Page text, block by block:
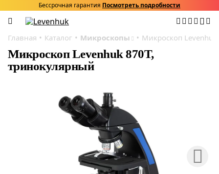
Бессрочная гарантия Посмотреть подробности
Главная Каталог Микроскопы Микроскоп
Микроскоп Levenhuk 870T,
тринокулярный